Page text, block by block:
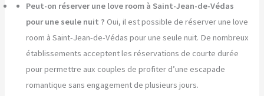
Peut-on réserver une love room à Saint-Jean-de-Védas
pour une seule nuit ? Oui, il est possible de réserver une love
room à Saint-Jean-de-Védas pour une seule nuit. De nombreux
établissements acceptent les réservations de courte durée
pour permettre aux couples de profiter d’une escapade
romantique sans engagement de plusieurs jours.